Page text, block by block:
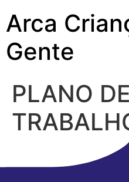
Arca
Gente
PLANO DE